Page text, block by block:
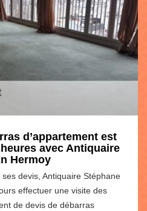
d’appartement est
avec Antiquaire
Hermoy
devis, Antiquaire Stéphane
effectuer une visite des
de devis de débarras